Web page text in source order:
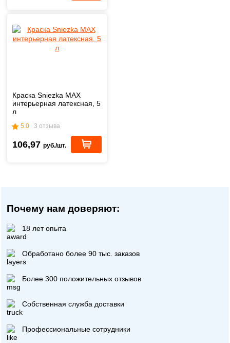
Краска Sniezka MAX
интерьерная латексная, 5
л
5.0 3 отзыва
106,97 руб./шт.
Почему нам доверяют:
18 лет опыта
Обработано более 90 тыс. заказов
Более 300 положительных отзывов
Собственная служба доставки
Профессиональные сотрудники